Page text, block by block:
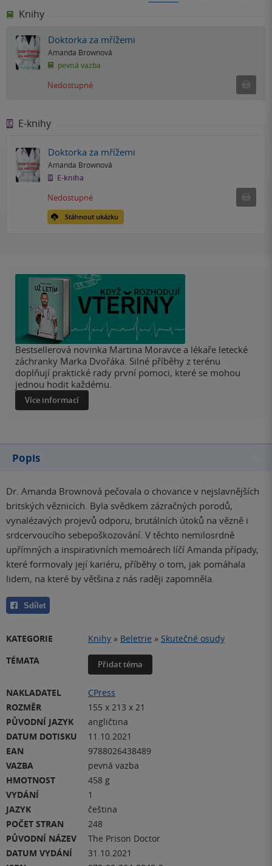
Knihy
Doktorka za mřížemi
Amanda Brownová
pevná vazba
Nedostupné
E-knihy
Doktorka za mřížemi
Amanda Brownová
E-kniha
Stáhnout ukázku
Nedostupné
Bestsellerová novinka Martina Moravce a lékaře letecké
záchranky Marka Dvořáka. Silné příběhy z terénu
doplňují praktické rady první pomoci, které se mohou
jednou hodit každému.
Více informací
Popis
Dr. Amanda Brownová pečovala o chovance v nejslavnějších
britských věznicích. Byla svědkem zázračných porodů,
vynalézavých projevů odporu, brutálních útoků na vězně i
srdcervoucího sebepoškozování. V těchto nemilosrdně
upřímných a inspirativních memoárech líčí Amanda případy,
které formovaly její kariéru, příběhy o tom, jak pomáhala
lidem, na které by většina z nás raději zapomněla.
Sdílet
KATEGORIE Knihy » Beletrie » Skutečné osudy
TÉMATA
Přidat téma
NAKLADATEL
CPress
ROZMĚR
155 x 213 x 21
PŮVODNÍ JAZYK
angličtina
DATUM DOTISKU
11.10.2021
EAN
9788026438489
VAZBA
pevná vazba
HMOTNOST
458 g
VYDÁNÍ
1
JAZYK
čeština
POČET STRAN
248
PŮVODNÍ NÁZEV
The Prison Doctor
DATUM VYDÁNÍ
31.10.2021